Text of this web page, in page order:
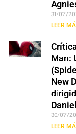
31/07/
LEER
Man:
New
30/07/
LEER